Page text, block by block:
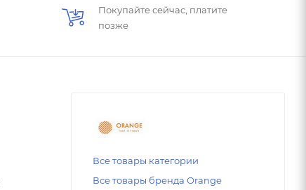
Покупайте сейчас, платите
позже
Все товары категории
Все товары бренда Orange